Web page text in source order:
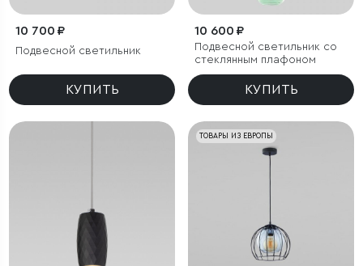
10 700 ₽
Подвесной светильник
КУПИТЬ
10 600 ₽
Подвесной светильник со
стеклянным плафоном
КУПИТЬ
ТОВАРЫ ИЗ ЕВРОПЫ